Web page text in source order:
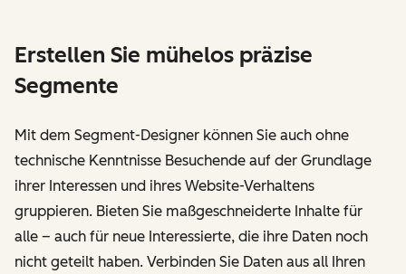
Erstellen Sie mühelos präzise
Segmente
Mit dem Segment-Designer können Sie auch ohne
technische Kenntnisse Besuchende auf der Grundlage
ihrer Interessen und ihres Website-Verhaltens
gruppieren. Bieten Sie maßgeschneiderte Inhalte für
alle – auch für neue Interessierte, die ihre Daten noch
nicht geteilt haben. Verbinden Sie Daten aus all Ihren